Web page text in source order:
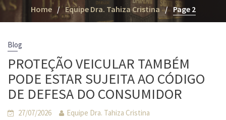
Home Equipe Dra. Tahiza Cristina Page 2
Blog
PROTEÇÃO VEICULAR TAMBÉM
PODE ESTAR SUJEITA AO CÓDIGO
DE DEFESA DO CONSUMIDOR
27/07/2026
Equipe Dra. Tahiza Cristina